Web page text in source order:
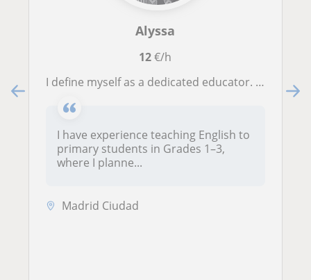
Alyssa
12€/h
I define myself as a dedicated educator. I chose to teach because I enjoy spending time with children with curious minds.
I have experience teaching English to
primary students in Grades 1–3,
where I planne...
Madrid Ciudad